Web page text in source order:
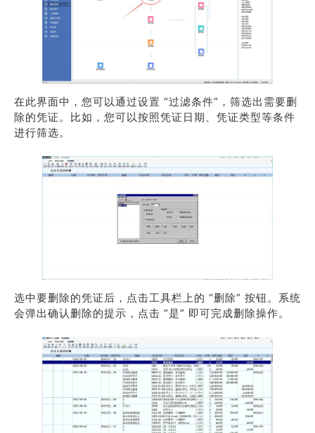
在此界面中，您可以通过设置 “过滤条件”，筛选出需要删
除的凭证。比如，您可以按照凭证日期、凭证类型等条件
进行筛选。
选中要删除的凭证后，点击工具栏上的 “删除” 按钮。系统
会弹出确认删除的提示，点击 “是” 即可完成删除操作。